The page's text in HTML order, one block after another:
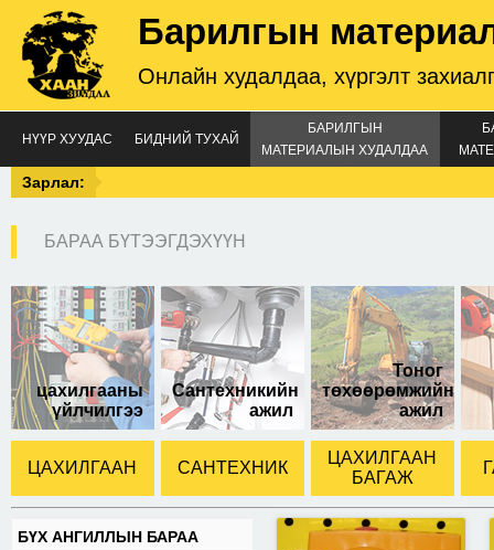
Барилгын
Онлайн худалдаа, хүргэлт
НҮҮР ХУУДАС БИДНИЙ ТУХАЙ
БАРИЛГЫН
МАТЕРИАЛЫН ХУДАЛДАА
Зарлал:
БАРАА БҮТЭЭГДЭХҮҮН
цахилгааны
үйлчилгээ
Сантехникийн
ажил
Тоног
төхөөрөмжийн
ажил
ЦАХИЛГААН САНТЕХНИК
ЦАХИЛГААН
БАГАЖ
БҮХ АНГИЛЛЫН БАРАА
50-тай